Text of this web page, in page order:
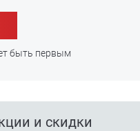
быть первым
и скидки